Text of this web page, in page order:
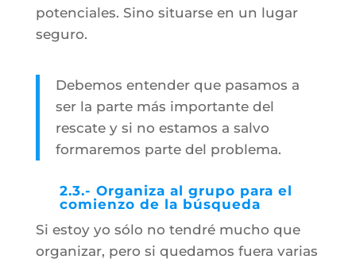
potenciales. Sino situarse en un lugar
seguro.
Debemos entender que pasamos a
ser la parte más importante del
rescate y si no estamos a salvo
formaremos parte del problema.
2.3.- Organiza al grupo para el
comienzo de la búsqueda
Si estoy yo sólo no tendré mucho que
organizar, pero si quedamos fuera varias